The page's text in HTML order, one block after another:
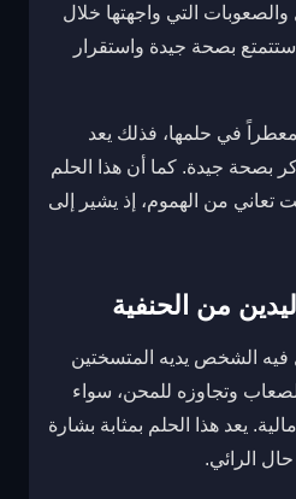
التي واجهتها خلال
بصحة جيدة واستقرار
معطراً في حلمها، فذلك يعد
بصحة جيدة. كما أن هذا الحلم
تعاني من الهموم، إذ يشير إلى
من الحنفية
الشخص يديه المتسختين
وتجاوزه للمحن، سواء
يعد هذا الحلم بمثابة بشارة
الرائي.